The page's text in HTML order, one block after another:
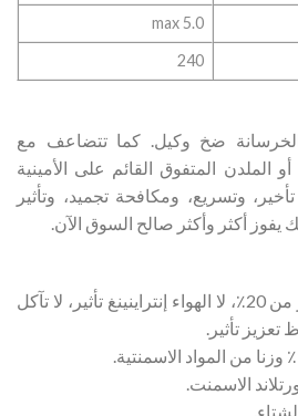
5.0 max
240
ضخ وكيل. كما تتضاعف مع
أو الملدن المتفوق القائم على الأمينية
وتسريع، ومكافحة تجميد، وتأثير
يفوز أكثر وأكثر صالح السوق الآن.
1. المياه خفض معدل أكثر من 20٪، لا الهواء إنتراينينغ تأثير، لا تآكل
تأثير.